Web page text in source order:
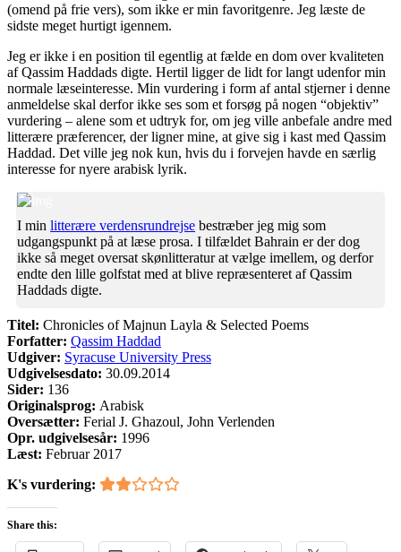
(omend på frie vers), som ikke er min favoritgenre. Jeg læste de
sidste meget hurtigt igennem.
Jeg er ikke i en position til egentlig at fælde en dom over kvaliteten
af Qassim Haddads digte. Hertil ligger de lidt for langt udenfor min
normale læseinteresse. Min vurdering i form af antal stjerner i denne
anmeldelse skal derfor ikke ses som et forsøg på nogen “objektiv”
vurdering – alene som et udtryk for, om jeg ville anbefale andre med
litterære præferencer, der ligner mine, at give sig i kast med Qassim
Haddad. Det ville jeg nok kun, hvis du i forvejen havde en særlig
interesse for nyere arabisk lyrik.
I min litterære verdensrundrejse bestræber jeg mig som
udgangspunkt på at læse prosa. I tilfældet Bahrain er der dog
ikke så meget oversat skønlitteratur at vælge imellem, og derfor
endte den lille golfstat med at blive repræsenteret af Qassim
Haddads digte.
Titel: Chronicles of Majnun Layla & Selected Poems
Forfatter: Qassim Haddad
Udgiver: Syracuse University Press
Udgivelsesdato: 30.09.2014
Sider: 136
Originalsprog: Arabisk
Oversætter: Ferial J. Ghazoul, John Verlenden
Opr. udgivelsesår: 1996
Læst: Februar 2017
K's vurdering:
Share this: